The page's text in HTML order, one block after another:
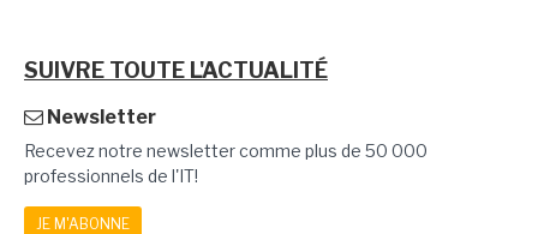
SUIVRE TOUTE L'ACTUALITÉ
Newsletter
Recevez notre newsletter comme plus de 50 000
professionnels de l'IT!
JE M'ABONNE